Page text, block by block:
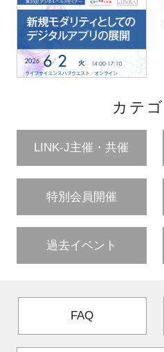
カテ
LINK-J主催・共催
特別会員開催
過去イベント
FAQ